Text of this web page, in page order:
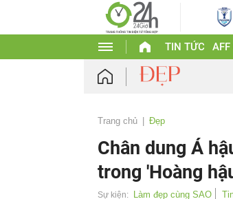
TIN TỨC AFF
Trang chủ Đẹp
Chân dung Á
trong 'Hoàng
Sự kiện: Làm đẹp cùng SAO